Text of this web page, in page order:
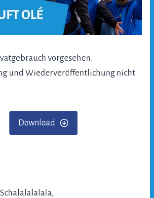
vorgesehen.
und Wiederveröffentlichung nicht
Download